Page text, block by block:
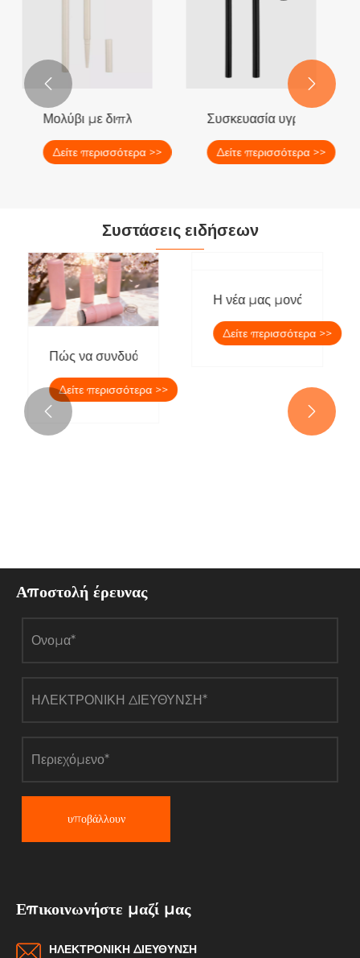
Μολύβι με διπλό τέλους με συσκευασία σπόρου
Δείτε περισσότερα >>
Συσκευασία υγρού
Δείτε περισσότερα >>
 
Συστάσεις ειδήσεων
Πώς να συνδυάσετε το stick πούδρας με την κεφαλή
Δείτε περισσότερα >> Δείτε περισσότερα >>
 
Αποστολή έρευνας
υποβάλλουν
Επικοινωνήστε μαζί μας
ΗΛΕΚΤΡΟΝΙΚΗ ΔΙΕΥΘΥΝΣΗ